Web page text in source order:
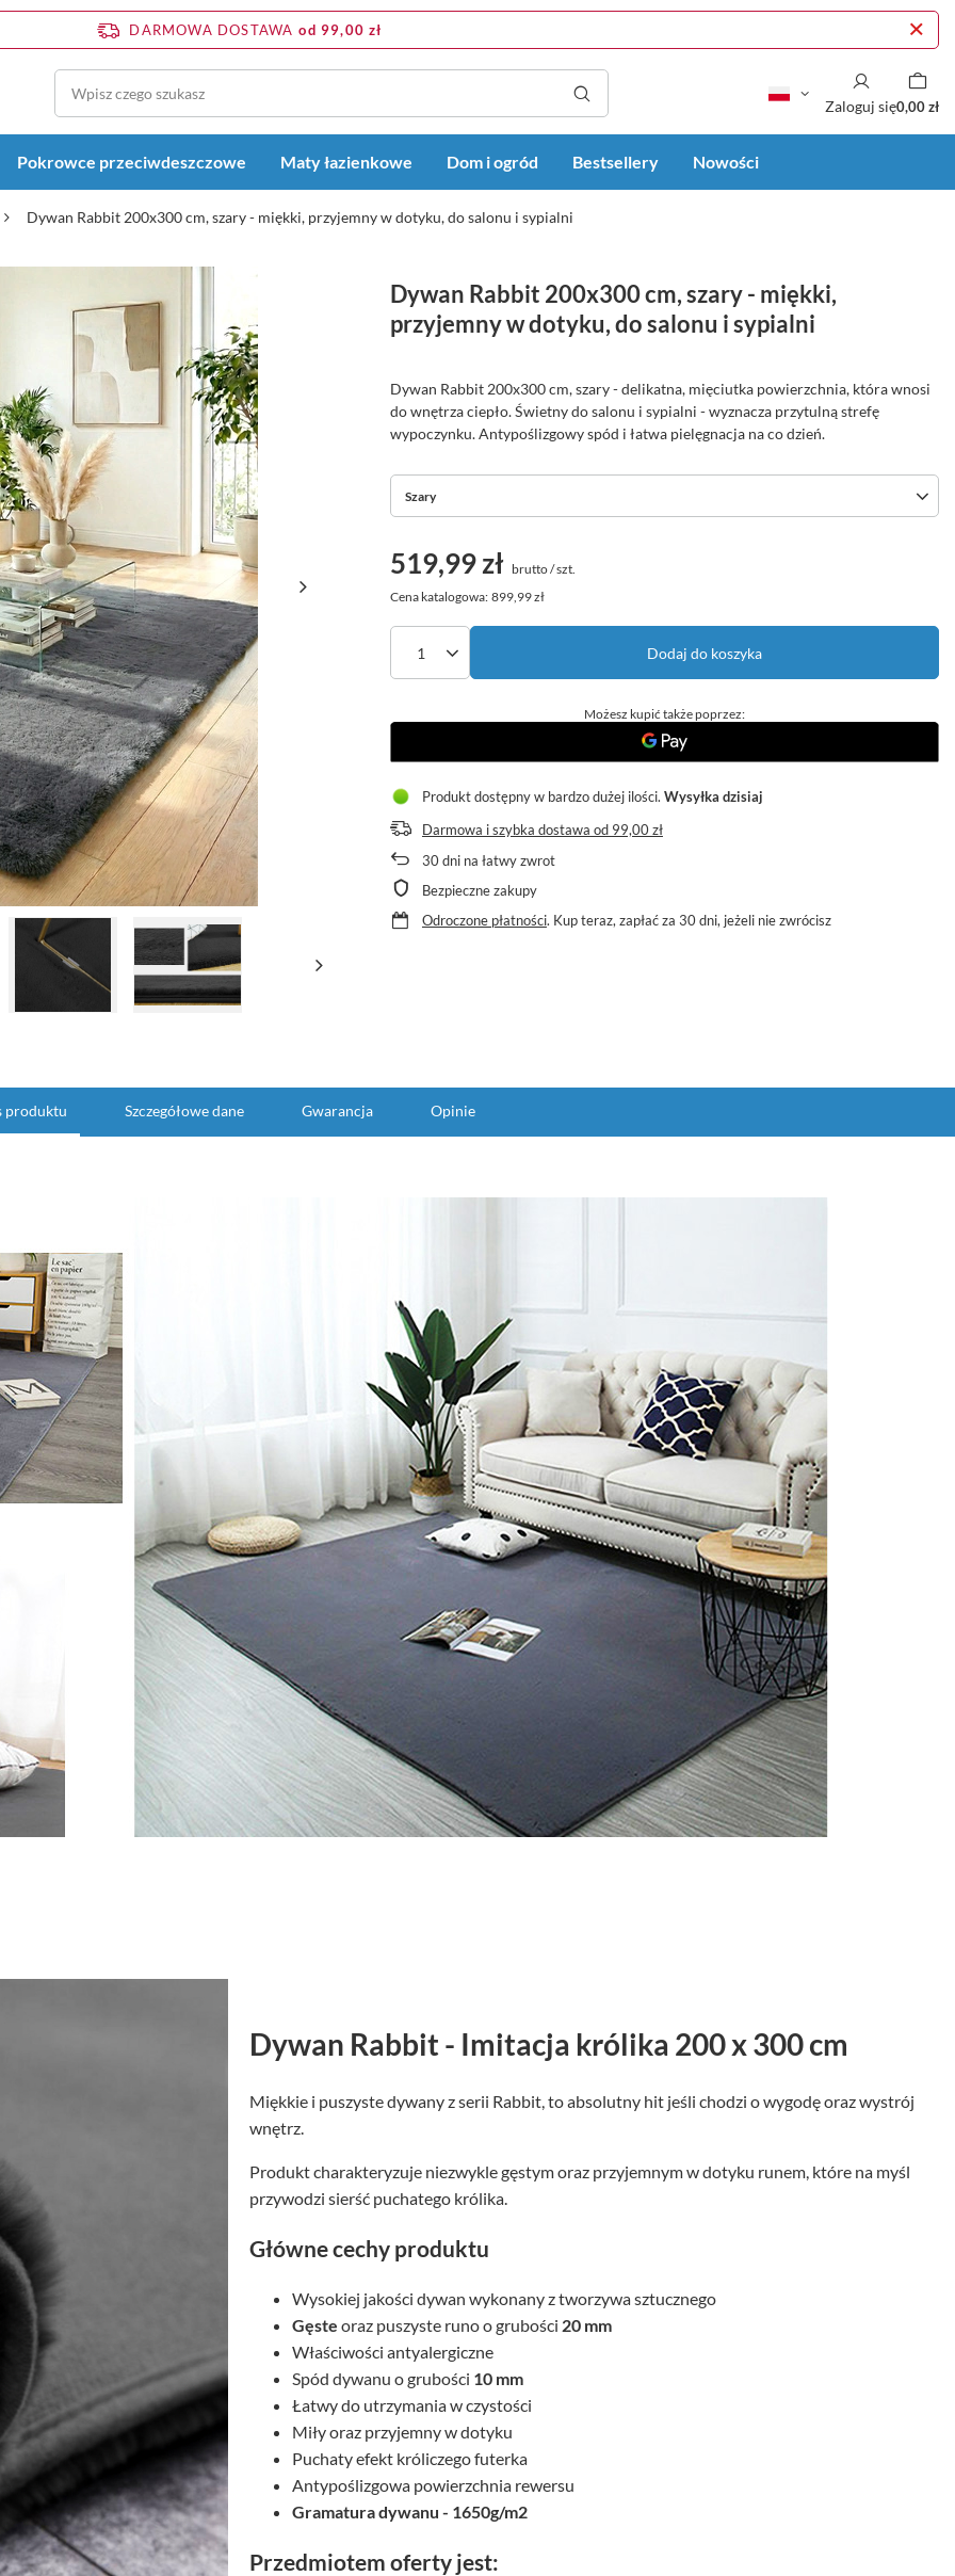
DARMOWA DOSTAWA od 99,00 zł
Zaloguj się0,00 zł
Pokrowce przeciwdeszczowe Maty łazienkowe Dom i ogród Bestsellery Nowości
Dywan Rabbit 200x300 cm, szary - miękki, przyjemny w dotyku, do salonu i sypialni
Dywan Rabbit 200x300 cm, szary - miękki,
przyjemny w dotyku, do salonu i sypialni
Dywan Rabbit 200x300 cm, szary - delikatna, mięciutka powierzchnia, która wnosi
do wnętrza ciepło. Świetny do salonu i sypialni - wyznacza przytulną strefę
wypoczynku. Antypoślizgowy spód i łatwa pielęgnacja na co dzień.
Szary
519,99 zł brutto/szt.
Cena katalogowa: 899,99 zł
Dodaj do koszyka
Możesz kupić także poprzez:
Produkt dostępny w bardzo dużej ilości Wysyłka dzisiaj
Darmowa i szybka dostawa od 99,00 zł
30dni na łatwy zwrot
Bezpieczne zakupy
Odroczone płatności. Kup teraz, zapłać za 30 dni, jeżeli nie zwrócisz
produktu Szczegółowe dane Gwarancja Opinie
Dywan Rabbit - Imitacja królika 200 x 300 cm
Miękkie i puszyste dywany z serii Rabbit, to absolutny hit jeśli chodzi o wygodę oraz wystrój
wnętrz.
Produkt charakteryzuje niezwykle gęstym oraz przyjemnym w dotyku runem, które na myśl
przywodzi sierść puchatego królika.
Główne cechy produktu
Wysokiej jakości dywan wykonany z tworzywa sztucznego
Gęste oraz puszyste runo o grubości 20 mm
Właściwości antyalergiczne
Spód dywanu o grubości 10 mm
Łatwy do utrzymania w czystości
Miły oraz przyjemny w dotyku
Puchaty efekt króliczego futerka
Antypoślizgowa powierzchnia rewersu
Gramatura dywanu - 1650g/m2
Przedmiotem oferty jest: